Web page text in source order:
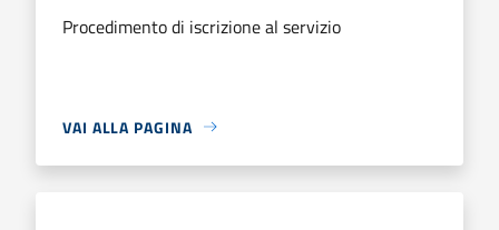
Procedimento di iscrizione al servizio
VAI ALLA PAGINA